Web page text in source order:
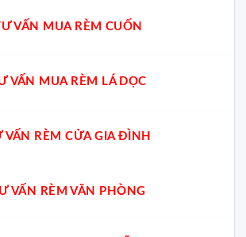
VẤN MUA RÈM CUỐN
VẤN MUA RÈM LÁ DỌC
VẤN RÈM CỬA GIA ĐÌNH
VẤN RÈM VĂN PHÒNG